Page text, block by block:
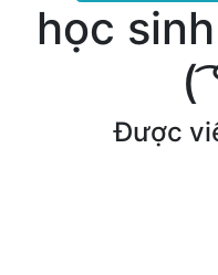
học
(
Được